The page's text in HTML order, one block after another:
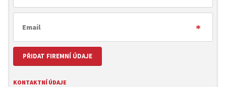
PŘIDAT FIREMNÍ ÚDAJE
KONTAKTNÍ ÚDAJE